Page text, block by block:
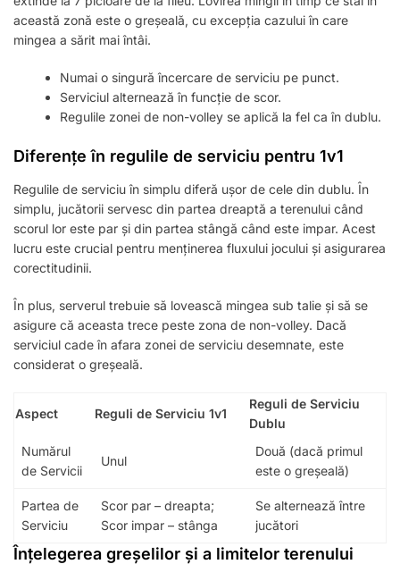
această zonă este o greșeală, cu excepția cazului în care
mingea a sărit mai întâi.
Numai o singură încercare de serviciu pe punct.
Serviciul alternează în funcție de scor.
Regulile zonei de non-volley se aplică la fel ca în dublu.
Diferențe în regulile de serviciu pentru 1v1
Regulile de serviciu în simplu diferă ușor de cele din dublu. În
simplu, jucătorii servesc din partea dreaptă a terenului când
scorul lor este par și din partea stângă când este impar. Acest
lucru este crucial pentru menținerea fluxului jocului și asigurarea
corectitudinii.
În plus, serverul trebuie să lovească mingea sub talie și să se
asigure că aceasta trece peste zona de non-volley. Dacă
serviciul cade în afara zonei de serviciu desemnate, este
considerat o greșeală.
Aspect Reguli de Serviciu 1v1
Reguli de Serviciu
Dublu
Numărul
de Servicii
Unul
Două (dacă primul
este o greșeală)
Partea de
Serviciu
Scor par – dreapta;
Scor impar – stânga
Se alternează între
jucători
Înțelegerea greșelilor și a limitelor terenului